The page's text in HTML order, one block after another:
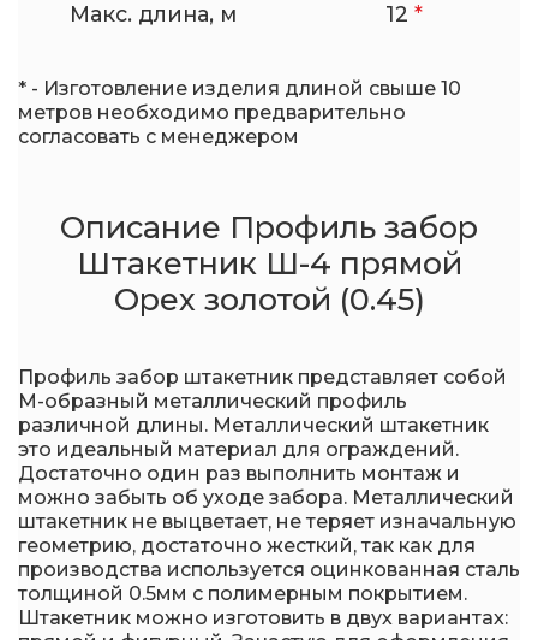
Макс. длина, м 12 *
* - Изготовление изделия длиной свыше 10
метров необходимо предварительно
согласовать с менеджером
Описание Профиль забор
Штакетник Ш-4 прямой
Орех золотой (0.45)
Профиль забор штакетник представляет собой
М-образный металлический профиль
различной длины. Металлический штакетник
это идеальный материал для ограждений.
Достаточно один раз выполнить монтаж и
можно забыть об уходе забора. Металлический
штакетник не выцветает, не теряет изначальную
геометрию, достаточно жесткий, так как для
производства используется оцинкованная сталь
толщиной 0.5мм с полимерным покрытием.
Штакетник можно изготовить в двух вариантах: